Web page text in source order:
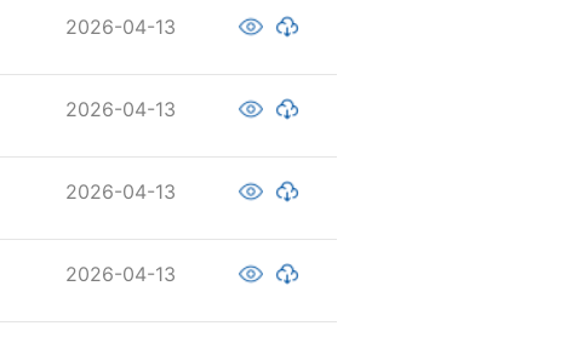
2026-04-13
2026-04-13
2026-04-13
2026-04-13